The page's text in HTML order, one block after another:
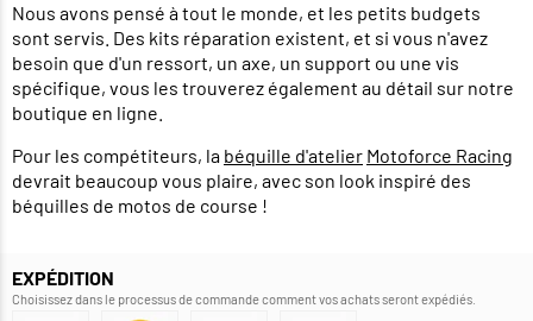
Nous avons pensé à tout le monde, et les petits budgets
sont servis. Des kits réparation existent, et si vous n'avez
besoin que d'un ressort, un axe, un support ou une vis
spécifique, vous les trouverez également au détail sur notre
boutique en ligne.
Pour les compétiteurs, la béquille d'atelier Motoforce Racing
devrait beaucoup vous plaire, avec son look inspiré des
béquilles de motos de course !
EXPÉDITION
Choisissez dans le processus de commande comment vos achats seront expédiés.